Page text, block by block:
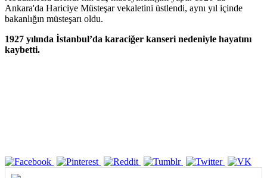
Ankara'da Hariciye Müsteşar vekaletini üstlendi, aynı yıl içinde
bakanlığın müsteşarı oldu.
1927 yılında İstanbul’da karaciğer kanseri nedeniyle hayatını
kaybetti.